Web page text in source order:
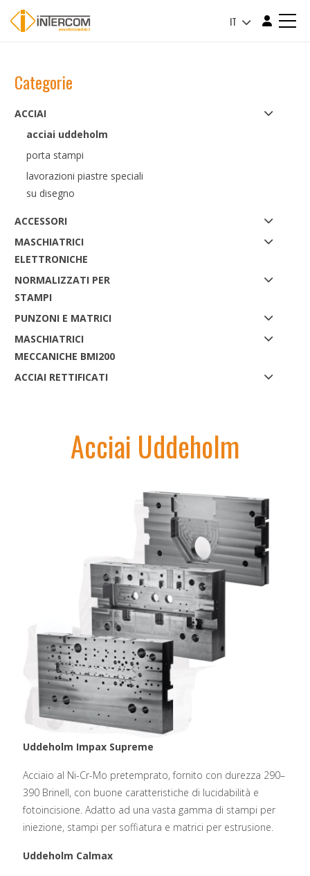
IT
Categorie
ACCIAI
acciai uddeholm
porta stampi
lavorazioni piastre speciali
su disegno
ACCESSORI
MASCHIATRICI
ELETTRONICHE
NORMALIZZATI PER
STAMPI
PUNZONI E MATRICI
MASCHIATRICI
MECCANICHE BMI200
ACCIAI RETTIFICATI
Acciai Uddeholm
Uddeholm Impax Supreme
Acciaio al Ni-Cr-Mo pretemprato, fornito con durezza 290–
390 Brinell, con buone caratteristiche di lucidabilità e
fotoincisione. Adatto ad una vasta gamma di stampi per
iniezione, stampi per soffiatura e matrici per estrusione.
Uddeholm Calmax